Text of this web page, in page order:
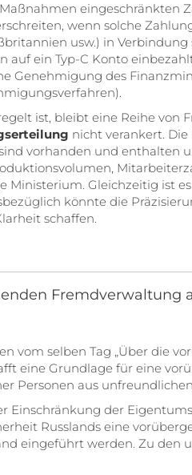
eingeschränkten
wenn solche
usw.) in
ein Typ-C Konto
Genehmigung des
ist, bleibt eine Reihe von
nicht verankert. Die
vorhanden und enthalten
Ministerium. Gleichzeitig ist
könnte die
schaffen.
Fremdverwaltung
vom selben Tag „Über die
eine Grundlage für eine
Personen aus
Einschränkung der
Russlands eine
eingeführt werden. Zu den